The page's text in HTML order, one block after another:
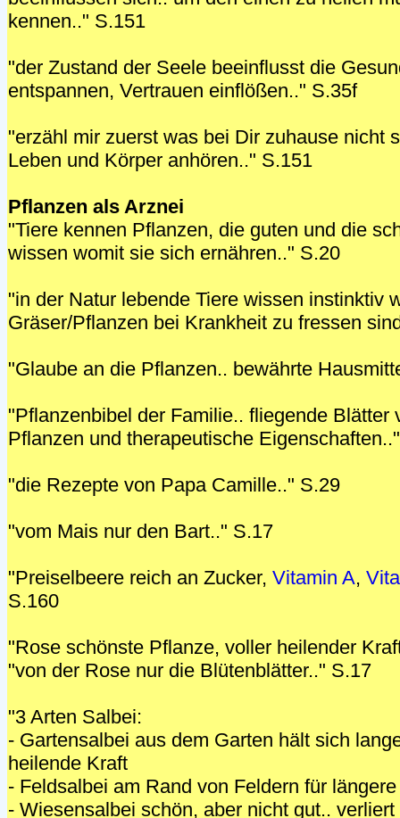
kennen.." S.151
"der Zustand der Seele beeinflusst die
entspannen, Vertrauen einflößen.." S.35f
"erzähl mir zuerst was bei Dir zuhause nicht
Leben und Körper anhören.." S.151
Pflanzen als Arznei
"Tiere kennen Pflanzen, die guten und die
wissen womit sie sich ernähren.." S.20
"in der Natur lebende Tiere wissen instinktiv
Gräser/Pflanzen bei Krankheit zu fressen
"Glaube an die Pflanzen.. bewährte
"Pflanzenbibel der Familie.. fliegende Blätter
Pflanzen und therapeutische
"die Rezepte von Papa Camille.." S.29
"vom Mais nur den Bart.." S.17
"Preiselbeere reich an Zucker, Vitamin A,
S.160
"Rose schönste Pflanze, voller heilender
"von der Rose nur die Blütenblätter.." S.17
"3 Arten Salbei:
- Gartensalbei aus dem Garten hält sich
heilende Kraft
- Feldsalbei am Rand von Feldern für
- Wiesensalbei schön, aber nicht gut..